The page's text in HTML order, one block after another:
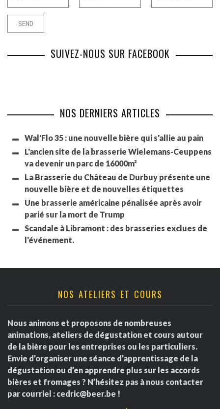
SUIVEZ-NOUS SUR FACEBOOK
NOS DERNIERS ARTICLES
Wal'Flo 35 : une nouvelle bière qui s'allie au pain
L'ancien site de la brasserie Wielemans-Ceuppens
va devenir un parc de 16000m²
La Brasserie du Château de Durbuy présente une
nouvelle bière et de nouvelles étiquettes
Une brasserie américaine pénalisée après avoir
parié sur la mort de Trump
Scandale à Libramont : des brasseries exclues de
l'événement.
NOS ATELIERS ET COURS
Nous animons et proposons de nombreuses
animations, ateliers de dégustation et cours autour
de la bière pour les entreprises ou les particuliers.
Envie d’organiser une séance d’apprentissage de la
dégustation ou d’en apprendre plus sur les accords
bières et fromages ? N’hésitez pas à nous contacter
par courriel : cedric@beer.be !